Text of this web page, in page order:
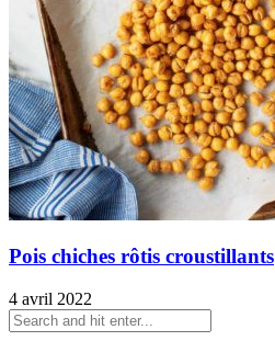
Pois chiches rôtis croustillants
4 avril 2022